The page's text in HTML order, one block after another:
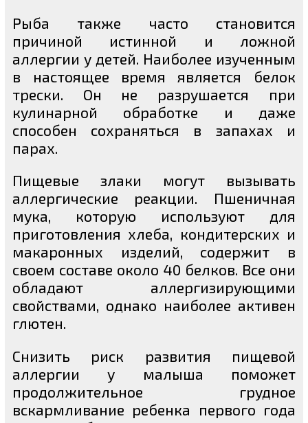
Рыба также часто становится
причиной истинной и ложной
аллергии у детей. Наиболее изученным
в настоящее время является белок
трески. Он не разрушается при
кулинарной обработке и даже
способен сохраняться в запахах и
парах.
Пищевые злаки могут вызывать
аллергические реакции. Пшеничная
мука, которую используют для
приготовления хлеба, кондитерских и
макаронных изделий, содержит в
своем составе около 40 белков. Все они
обладают аллергизирующими
свойствами, однако наиболее активен
глютен.
Снизить риск развития пищевой
аллергии у малыша поможет
продолжительное грудное
вскармливание ребенка первого года